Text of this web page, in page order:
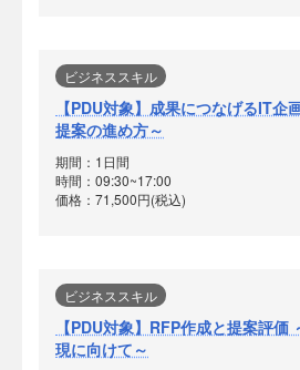
ビジネススキル
【PDU対象】成果につなげるIT企
提案の進め方～
期間：1日間
時間：09:30~17:00
価格：71,500円(税込)
ビジネススキル
【PDU対象】RFP作成と提案評価
現に向けて～